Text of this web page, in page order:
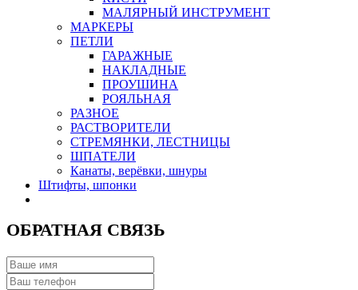
МАЛЯРНЫЙ ИНСТРУМЕНТ
МАРКЕРЫ
ПЕТЛИ
ГАРАЖНЫЕ
НАКЛАДНЫЕ
ПРОУШИНА
РОЯЛЬНАЯ
РАЗНОЕ
РАСТВОРИТЕЛИ
СТРЕМЯНКИ, ЛЕСТНИЦЫ
ШПАТЕЛИ
Канаты, верёвки, шнуры
Штифты, шпонки
ОБРАТНАЯ СВЯЗЬ